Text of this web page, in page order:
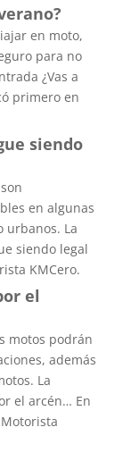
en moto,
para no
¿Vas a
primero en
siendo
en algunas
urbanos. La
siendo legal
KMCero.
el
motos podrán
además
La
el arcén… En